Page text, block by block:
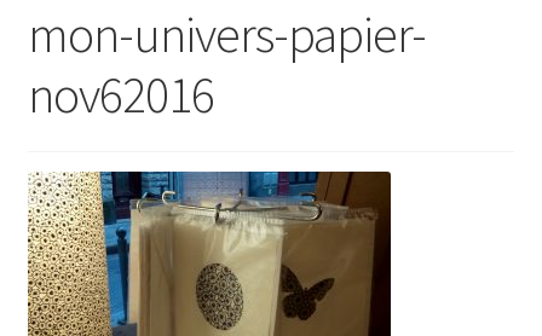
mon-univers-papier-
nov62016